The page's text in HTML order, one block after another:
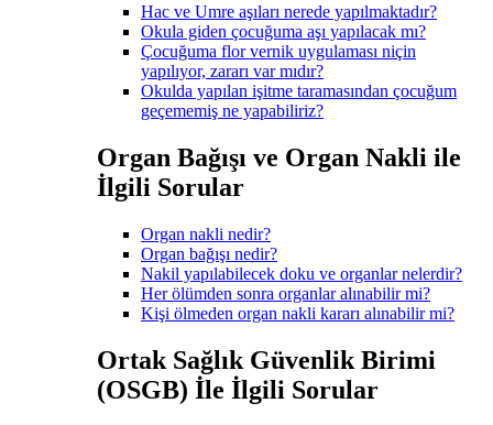
Hac ve Umre aşıları nerede yapılmaktadır?
Okula giden çocuğuma aşı yapılacak mı?
Çocuğuma flor vernik uygulaması niçin
yapılıyor, zararı var mıdır?
Okulda yapılan işitme taramasından çocuğum
geçememiş ne yapabiliriz?
Organ Bağışı ve Organ Nakli ile
İlgili Sorular
Organ nakli nedir?
Organ bağışı nedir?
Nakil yapılabilecek doku ve organlar nelerdir?
Her ölümden sonra organlar alınabilir mi?
Kişi ölmeden organ nakli kararı alınabilir mi?
Ortak Sağlık Güvenlik Birimi
(OSGB) İle İlgili Sorular